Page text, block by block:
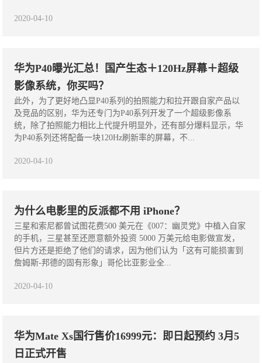
2020-04-10
华为P40曝光汇总！国产生态＋120Hz屏幕＋超级
影像系统，你买吗？
此外，为了更好地凸显P40系列的拍照能力和拉开跟自家产品以
及竞品的区别，华为还专门为P40系列开发了一个超级影像系
统，除了拍照能力相比上代提升明显外，还有部分爆料显示，华
为P40系列还将配备一块120Hz刷新率的屏幕，不...
2020-04-10
为什么电影里的反派都不用 iPhone？
三星和索尼都曾试图花费500 美元在《007：幽灵党》中植入自家
的手机，三星甚至还愿意额外投资 5000 万美元给电影做宣发，
但片方还是拒绝了他们的请求，因为他们认为「这有可能损害到
詹姆斯-邦德的固有形象」哥伦比亚影业全...
2020-04-10
华为Mate Xs国行售价16999元：即日起预约 3月5
日正式开售